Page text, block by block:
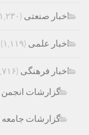
اخبار صنعتی (۱,۲۳۰)
اخبار علمی (۱,۱۱۹)
اخبار فرهنگی (۷,۷۱۶)
گزارشات
گزارشات جامعه